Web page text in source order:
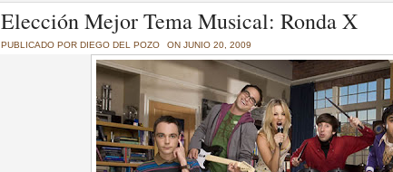
Un recorrido por todas las temporadas de
of Thrones a través de sus mejores
Recomendación de la semana
Elección Mejor Tema Musical: Ronda X
PUBLICADO POR DIEGO DEL POZO ON JUNIO 20, 2009